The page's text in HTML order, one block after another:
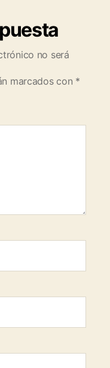
no será
marcados con *